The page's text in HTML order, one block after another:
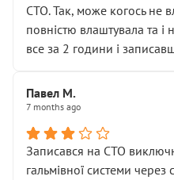
СТО. Так, може когось не
повністю влаштувала та і
все за 2 години і
Павел М.
7 months ago
Записався на СТО
гальмівної системи через